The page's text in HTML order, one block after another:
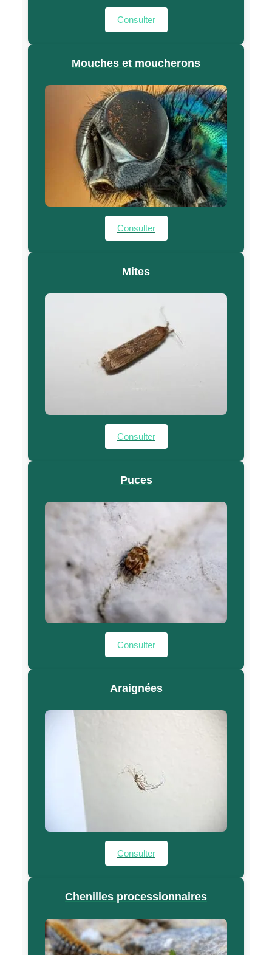
Consulter
Mouches et moucherons
Consulter
Mites
Consulter
Puces
Consulter
Araignées
Consulter
Chenilles processionnaires